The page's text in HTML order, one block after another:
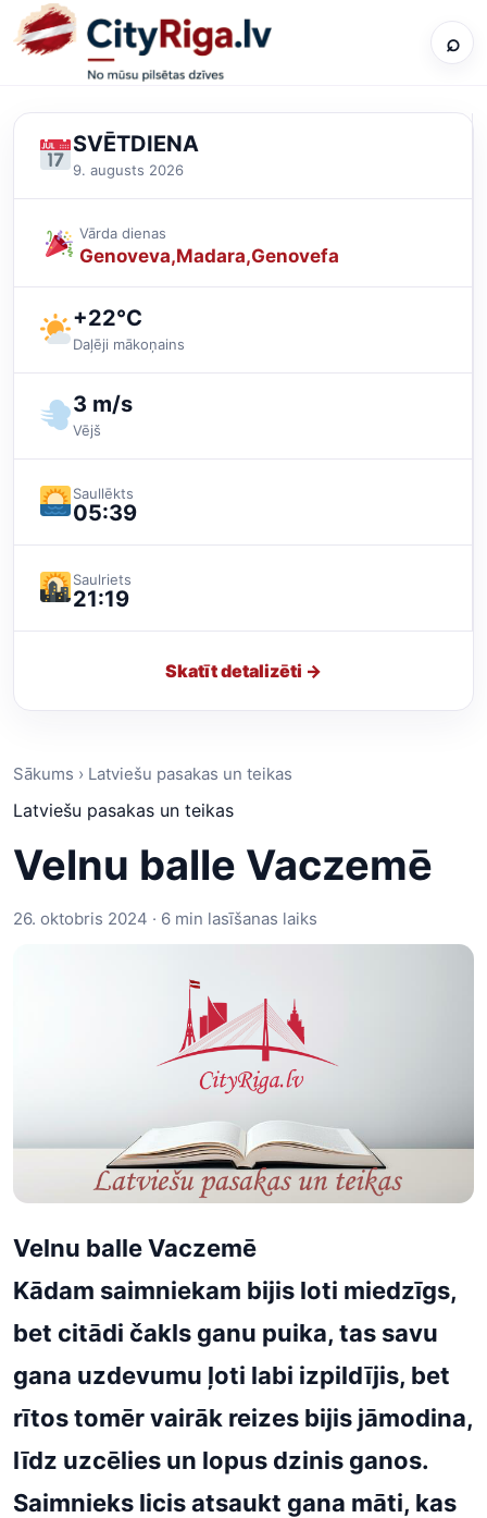
⌕
SVĒTDIENA
9. augusts 2026
Vārda dienas
Genoveva Madara Genovefa
+22°C
Daļēji mākoņains
3 m/s
Vējš
Saullēkts
05:39
Saulriets
21:19
Skatīt detalizēti →
Sākums › Latviešu pasakas un teikas
Latviešu pasakas un teikas
Velnu balle Vaczemē
26. oktobris 2024 · 6 min lasīšanas laiks
Velnu balle Vaczemē
Kādam saimniekam bijis loti miedzīgs,
bet citādi čakls ganu puika, tas savu
gana uzdevumu ļoti labi izpildījis, bet
rītos tomēr vairāk reizes bijis jāmodina,
līdz uzcēlies un lopus dzinis ganos.
Saimnieks licis atsaukt gana māti, kas